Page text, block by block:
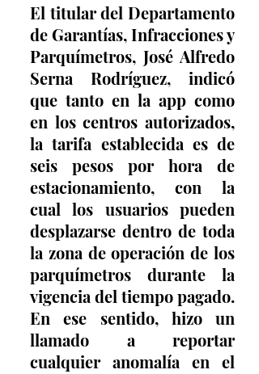
El titular del Departamento
de Garantías, Infracciones y
Parquímetros, José Alfredo
Serna Rodríguez, indicó
que tanto en la app como
en los centros autorizados,
la tarifa establecida es de
seis pesos por hora de
estacionamiento, con la
cual los usuarios pueden
desplazarse dentro de toda
la zona de operación de los
parquímetros durante la
vigencia del tiempo pagado.
En ese sentido, hizo un
llamado a reportar
cualquier anomalía en el